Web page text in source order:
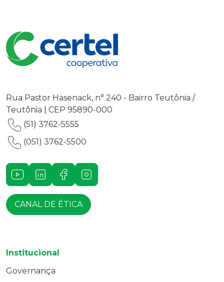
Rua Pastor Hasenack, n° 240 - Bairro Teutônia /
Teutônia | CEP 95890-000
(51) 3762-5555
(051) 3762-5500
YoutubeLinkedInFacebookInstagram
CANAL DE ÉTICA
Institucional
Governança